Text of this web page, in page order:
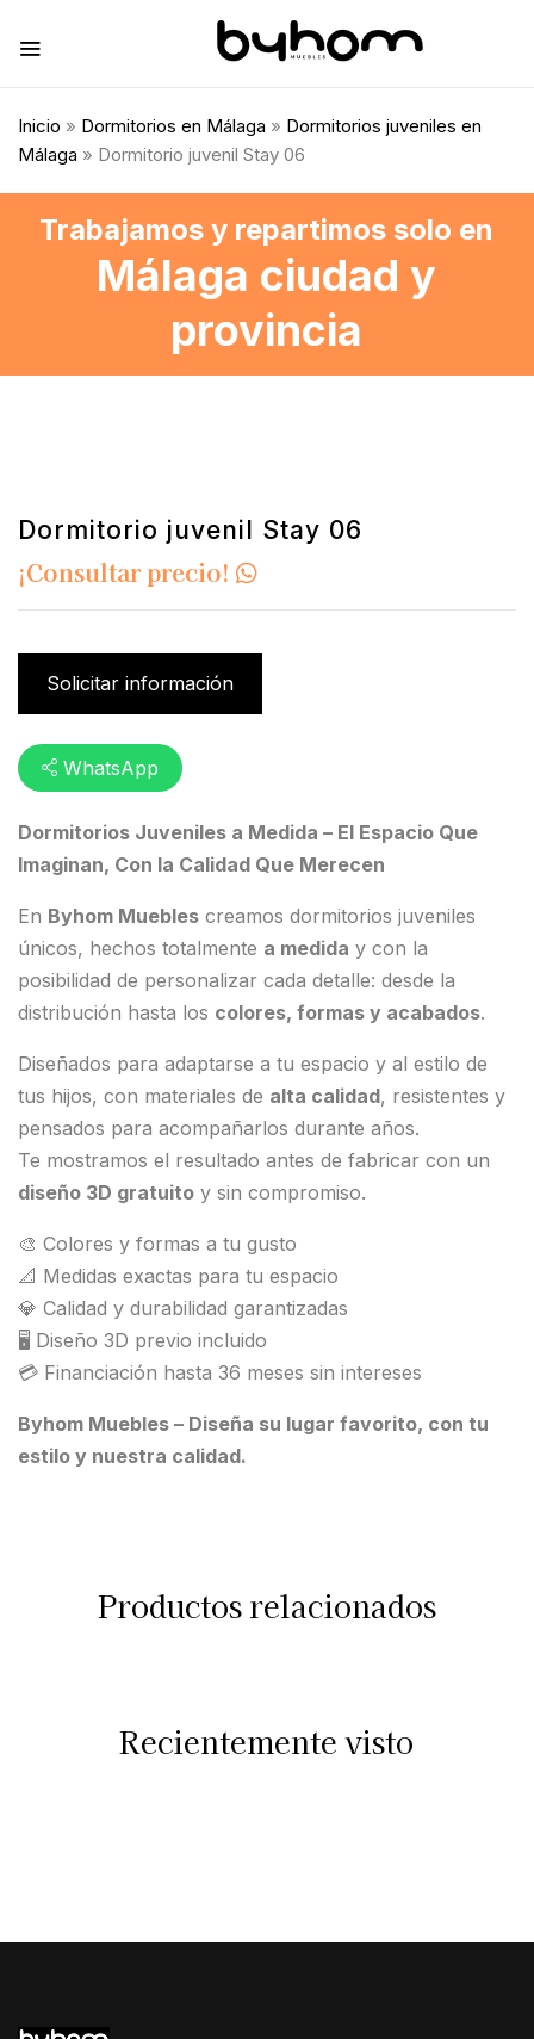
Inicio » Dormitorios en Málaga » Dormitorios juveniles en
Málaga » Dormitorio juvenil Stay 06
Trabajamos y repartimos solo en
Málaga ciudad y
provincia
Dormitorio juvenil Stay 06
¡Consultar precio!
Dormitorios Juveniles a Medida – El Espacio Que
Imaginan, Con la Calidad Que Merecen
En Byhom Muebles creamos dormitorios juveniles
únicos, hechos totalmente a medida y con la
posibilidad de personalizar cada detalle: desde la
distribución hasta los colores, formas y acabados.
Diseñados para adaptarse a tu espacio y al estilo de
tus hijos, con materiales de alta calidad, resistentes y
pensados para acompañarlos durante años.
Te mostramos el resultado antes de fabricar con un
diseño 3D gratuito y sin compromiso.
🎨 Colores y formas a tu gusto
📐 Medidas exactas para tu espacio
💎 Calidad y durabilidad garantizadas
🖥️ Diseño 3D previo incluido
💳 Financiación hasta 36 meses sin intereses
Byhom Muebles – Diseña su lugar favorito, con tu
estilo y nuestra calidad.
Solicitar información
WhatsApp
Productos relacionados
Recientemente visto